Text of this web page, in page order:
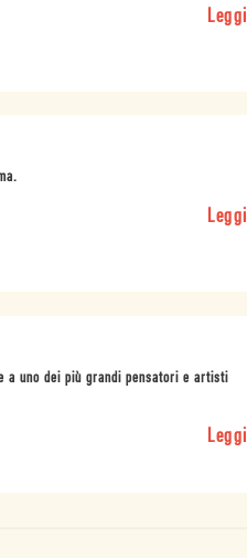
Leggi
Leggi
a uno dei più grandi pensatori e artisti
Leggi